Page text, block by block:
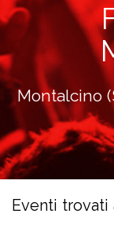
Montalcino
Eventi trovati